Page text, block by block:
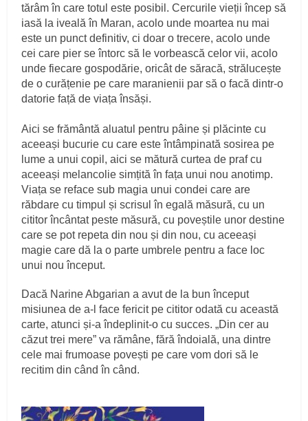
tărâm în care totul este posibil. Cercurile vieții încep să
iasă la iveală în Maran, acolo unde moartea nu mai
este un punct definitiv, ci doar o trecere, acolo unde
cei care pier se întorc să le vorbească celor vii, acolo
unde fiecare gospodărie, oricât de săracă, strălucește
de o curățenie pe care maranienii par să o facă dintr-o
datorie față de viața însăși.
Aici se frământă aluatul pentru pâine și plăcinte cu
aceeași bucurie cu care este întâmpinată sosirea pe
lume a unui copil, aici se mătură curtea de praf cu
aceeași melancolie simțită în fața unui nou anotimp.
Viața se reface sub magia unui condei care are
răbdare cu timpul și scrisul în egală măsură, cu un
cititor încântat peste măsură, cu poveștile unor destine
care se pot repeta din nou și din nou, cu aceeași
magie care dă la o parte umbrele pentru a face loc
unui nou început.
Dacă Narine Abgarian a avut de la bun început
misiunea de a-l face fericit pe cititor odată cu această
carte, atunci și-a îndeplinit-o cu succes. „Din cer au
căzut trei mere” va rămâne, fără îndoială, una dintre
cele mai frumoase povești pe care vom dori să le
recitim din când în când.